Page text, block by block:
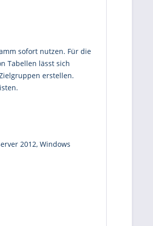
sofort nutzen. Für die
Tabellen lässt sich
erstellen.
2012, Windows